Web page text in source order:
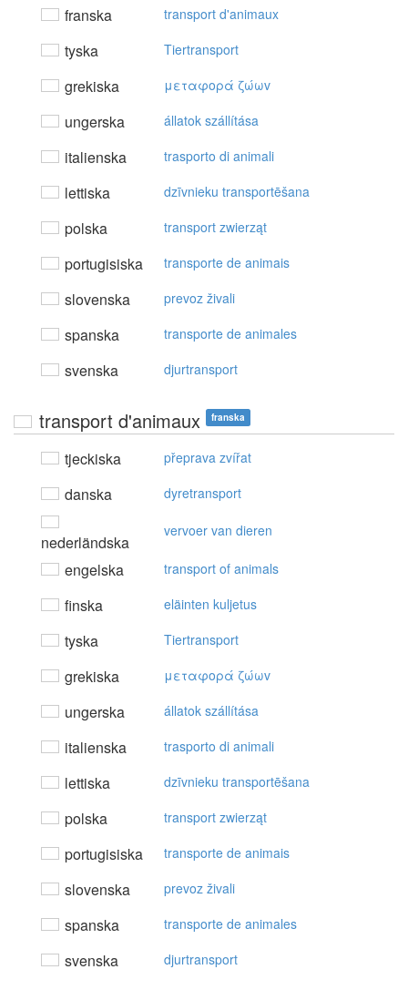
franska transport d'animaux
tyska Tiertransport
grekiska μεταφoρά ζώωv
ungerska állatok szállítása
italienska trasporto di animali
lettiska dzīvnieku transportēšana
polska transport zwierząt
portugisiska transporte de animais
slovenska prevoz živali
spanska transporte de animales
svenska djurtransport
transport d'animaux franska
tjeckiska přeprava zvířat
danska dyretransport
nederländska
vervoer van dieren
engelska transport of animals
finska eläinten kuljetus
tyska Tiertransport
grekiska μεταφoρά ζώωv
ungerska állatok szállítása
italienska trasporto di animali
lettiska dzīvnieku transportēšana
polska transport zwierząt
portugisiska transporte de animais
slovenska prevoz živali
spanska transporte de animales
svenska djurtransport